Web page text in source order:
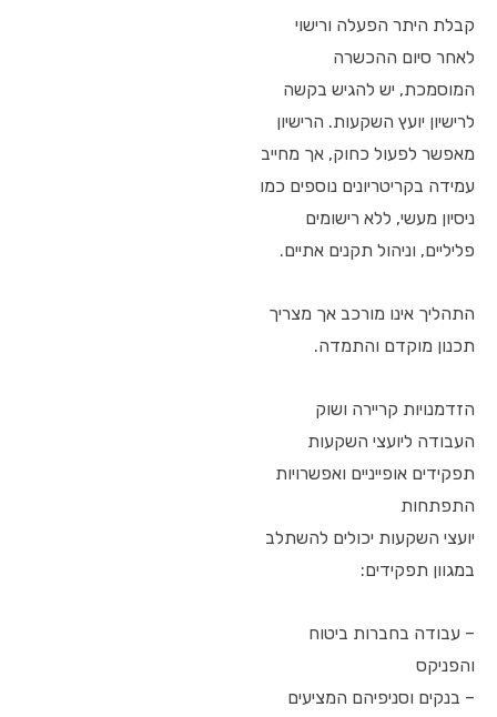
קבלת היתר הפעלה ורישוי
לאחר סיום ההכשרה
המוסמכת, יש להגיש בקשה
לרישיון יועץ השקעות. הרישיון
מאפשר לפעול כחוק, אך מחייב
עמידה בקריטריונים נוספים כמו
ניסיון מעשי, ללא רישומים
פליליים, וניהול תקנים אתיים.
התהליך אינו מורכב אך מצריך
תכנון מוקדם והתמדה.
הזדמנויות קריירה ושוק
העבודה ליועצי השקעות
תפקידים אופייניים ואפשרויות
התפתחות
יועצי השקעות יכולים להשתלב
במגוון תפקידים:
– עבודה בחברות ביטוח
והפניקס
– בנקים וסניפיהם המציעים